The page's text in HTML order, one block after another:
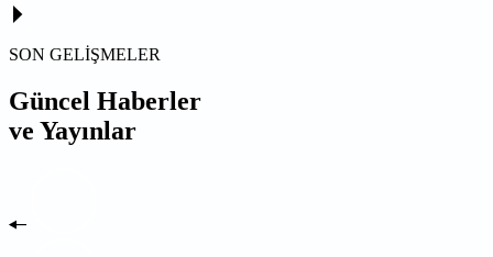
SON GELİŞMELER
Güncel Haberler
ve Yayınlar